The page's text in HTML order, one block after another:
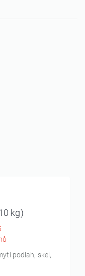
kg)
podlah, skel,